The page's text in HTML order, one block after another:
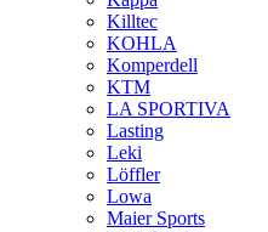
Killtec
KOHLA
Komperdell
KTM
LA SPORTIVA
Lasting
Leki
Löffler
Lowa
Maier Sports